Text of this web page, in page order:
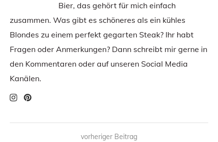
Bier, das gehört für mich einfach
zusammen. Was gibt es schöneres als ein kühles
Blondes zu einem perfekt gegarten Steak? Ihr habt
Fragen oder Anmerkungen? Dann schreibt mir gerne in
den Kommentaren oder auf unseren Social Media
Kanälen.
vorheriger Beitrag